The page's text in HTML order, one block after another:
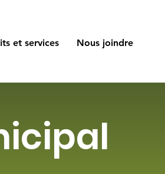
et services Nous joindre